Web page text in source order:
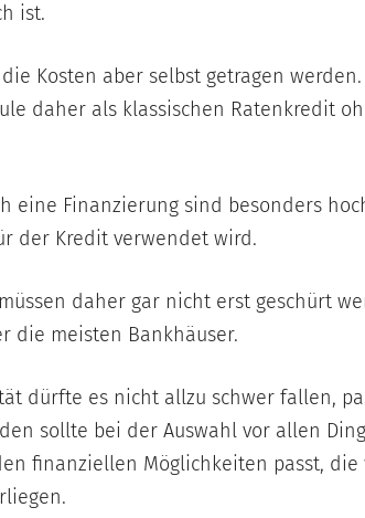
ist.
Kosten aber selbst getragen
daher als klassischen Ratenkredit
eine Finanzierung sind besonders
der Kredit verwendet wird.
daher gar nicht erst geschürt
die meisten Bankhäuser.
dürfte es nicht allzu schwer fallen,
sollte bei der Auswahl vor allen
finanziellen Möglichkeiten passt,